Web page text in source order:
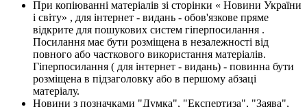
При копіюванні матеріалів зі сторінки « Новини України
і світу» , для інтернет - видань - обов'язкове пряме
відкрите для пошукових систем гіперпосилання .
Посилання має бути розміщена в незалежності від
повного або часткового використання матеріалів.
Гіперпосилання ( для інтернет - видань) - повинна бути
розміщена в підзаголовку або в першому абзаці
матеріалу.
Новини з позначками "Думка", "Експертиза", "Заява",